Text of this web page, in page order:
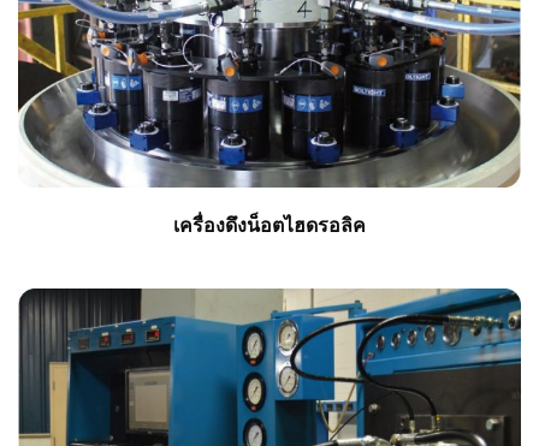
เครื่องดึงน็อตไฮดรอลิค